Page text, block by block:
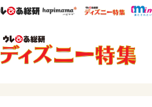
ウレぴあ総研ハピママ* ウレ